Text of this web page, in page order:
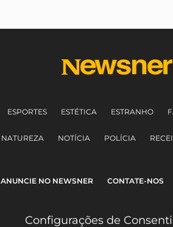
ESPORTES ESTÉTICA ESTRANHO
NATUREZA NOTÍCIA POLÍCIA
ANUNCIE NO NEWSNER CONTATE-NOS
Configurações de